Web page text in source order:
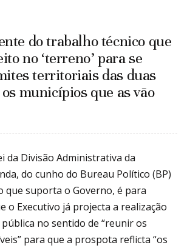
do trabalho técnico que
no ‘terreno’ para se
territoriais das duas
municípios que as vão
da Divisão Administrativa da
do cunho do Bureau Político (BP)
que suporta o Governo, é para
o Executivo já projecta a realização
no sentido de “reunir os
para que a prospota reflicta “os